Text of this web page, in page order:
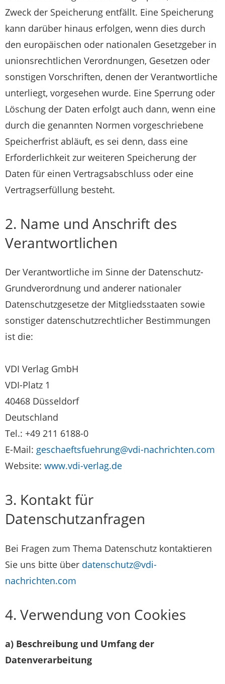
Zweck der Speicherung entfällt. Eine Speicherung
kann darüber hinaus erfolgen, wenn dies durch
den europäischen oder nationalen Gesetzgeber in
unionsrechtlichen Verordnungen, Gesetzen oder
sonstigen Vorschriften, denen der Verantwortliche
unterliegt, vorgesehen wurde. Eine Sperrung oder
Löschung der Daten erfolgt auch dann, wenn eine
durch die genannten Normen vorgeschriebene
Speicherfrist abläuft, es sei denn, dass eine
Erforderlichkeit zur weiteren Speicherung der
Daten für einen Vertragsabschluss oder eine
Vertragserfüllung besteht.
2. Name und Anschrift des
Verantwortlichen
Der Verantwortliche im Sinne der Datenschutz-
Grundverordnung und anderer nationaler
Datenschutzgesetze der Mitgliedsstaaten sowie
sonstiger datenschutzrechtlicher Bestimmungen
ist die:
VDI Verlag GmbH
VDI-Platz 1
40468 Düsseldorf
Deutschland
Tel.: +49 211 6188-0
E-Mail: geschaeftsfuehrung@vdi-nachrichten.com
Website: www.vdi-verlag.de
3. Kontakt für
Datenschutzanfragen
Bei Fragen zum Thema Datenschutz kontaktieren
Sie uns bitte über datenschutz@vdi-
nachrichten.com
4. Verwendung von Cookies
a) Beschreibung und Umfang der
Datenverarbeitung